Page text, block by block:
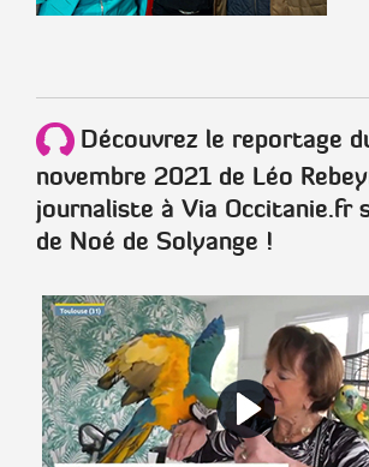
Découvrez le reportage
novembre 2021 de Léo
journaliste à Via Occitanie.fr
de Noé de Solyange !